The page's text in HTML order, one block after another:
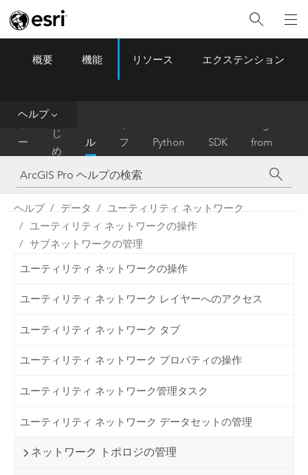
ArcGIS Pro Menu
概要 機能 リソース エクステンション
ヘルプ
ー
ム
は
じ
め
に
ル
プ
フ
ァ
レ
ン
Python SDK
from
ArcMap
ヘルプ データ
ユーティリティ ネットワーク
ユーティリティ ネットワークの操作
サブネットワークの管理
ユーティリティ ネットワークの操作
ユーティリティ ネットワーク レイヤーへのアクセス
ユーティリティ ネットワーク タブ
ユーティリティ ネットワーク プロパティの操作
ユーティリティ ネットワーク管理タスク
ユーティリティ ネットワーク データセットの管理
ネットワーク トポロジの管理